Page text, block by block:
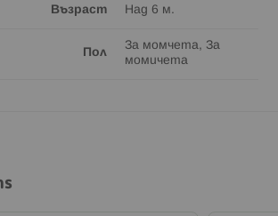
Възраст Над 6 м.
Пол
За момчета, За
момичета